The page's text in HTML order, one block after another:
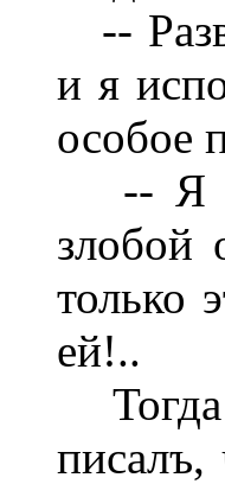
--
и я
особое
-- Я
злобой
только
ей!..
Тогда
писалъ,